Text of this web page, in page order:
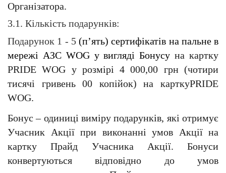
Організатора.
3.1. Кількість подарунків:
Подарунок 1 - 5 (п’ять) сертифікатів на пальне в
мережі АЗС WOG у вигляді Бонусу на картку
PRIDE WOG у розмірі 4 000,00 грн (чотири
тисячі гривень 00 копійок) на карткуPRIDE
WOG.
Бонус – одиниці виміру подарунків, які отримує
Учасник Акції при виконанні умов Акції на
картку Прайд Учасника Акції. Бонуси
конвертуються відповідно до умов